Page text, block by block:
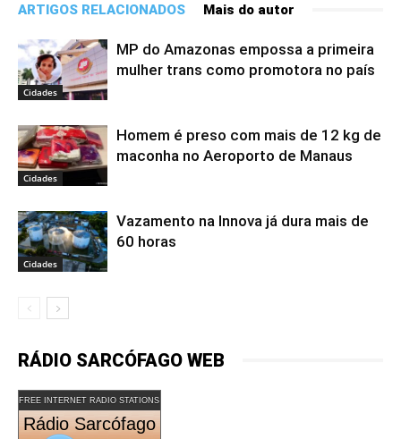
ARTIGOS RELACIONADOS Mais do autor
Cidades
MP do Amazonas empossa a primeira
mulher trans como promotora no país
Cidades
Homem é preso com mais de 12 kg de
maconha no Aeroporto de Manaus
Cidades
Vazamento na Innova já dura mais de
60 horas
RÁDIO SARCÓFAGO WEB
FREE INTERNET RADIO STATIONS
Rádio Sarcófago